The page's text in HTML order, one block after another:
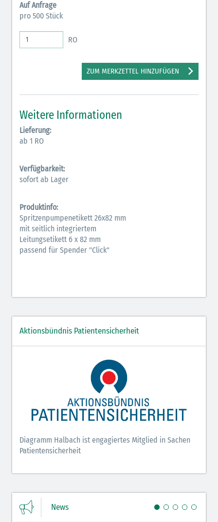
Elektrolyte Kalium (grün-blau)
Elektrolyte NaCl (grün)
Inodilatatoren (rot-grün)
Antiarrhythmika (rot-blau)
Bronchodilatatoren (blau-braun)
Hormone (braun-beige)
Auf Anfrage
pro 500 Stück
RO
ZUM MERKZETTEL HINZUFÜGEN
Weitere Informationen
Lieferung:
ab 1 RO
Verfügbarkeit:
sofort ab Lager
Produktinfo:
Spritzenpumpenetikett 26x82 mm
mit seitlich integriertem
Leitungsetikett 6 x 82 mm
passend für Spender "Click"
Aktionsbündnis Patientensicherheit
Diagramm Halbach ist engagiertes Mitglied in Sachen
Patientensicherheit
News